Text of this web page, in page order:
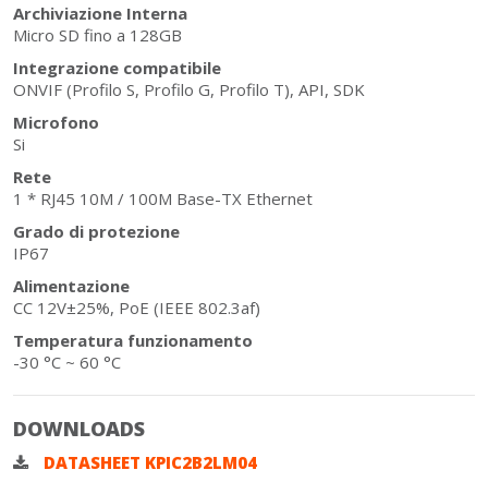
Archiviazione Interna
Micro SD fino a 128GB
Integrazione compatibile
ONVIF (Profilo S, Profilo G, Profilo T), API, SDK
Microfono
Si
Rete
1 * RJ45 10M / 100M Base-TX Ethernet
Grado di protezione
IP67
Alimentazione
CC 12V±25%, PoE (IEEE 802.3af)
Temperatura funzionamento
-30 °C ~ 60 °C
DOWNLOADS
DATASHEET KPIC2B2LM04